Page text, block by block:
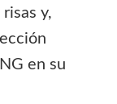
y,
en su